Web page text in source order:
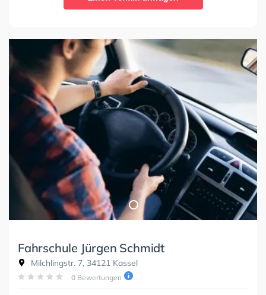
Fahrschule Jürgen Schmidt
Milchlingstr. 7, 34121 Kassel
0 Bewertungen